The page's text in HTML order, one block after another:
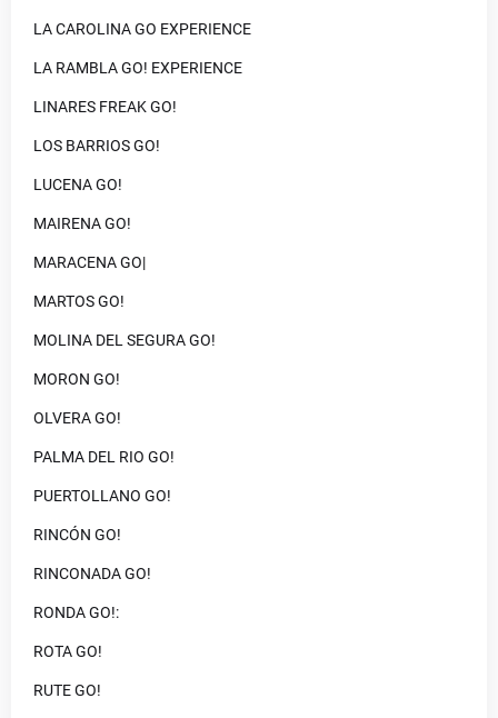
LA CAROLINA GO EXPERIENCE
LA RAMBLA GO! EXPERIENCE
LINARES FREAK GO!
LOS BARRIOS GO!
LUCENA GO!
MAIRENA GO!
MARACENA GO|
MARTOS GO!
MOLINA DEL SEGURA GO!
MORON GO!
OLVERA GO!
PALMA DEL RIO GO!
PUERTOLLANO GO!
RINCÓN GO!
RINCONADA GO!
RONDA GO!:
ROTA GO!
RUTE GO!